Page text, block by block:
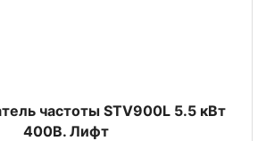
частоты STV900L 5.5 кВт
400В. Лифт